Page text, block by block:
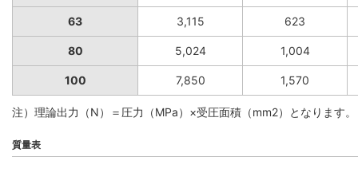
63 3,115 623
80 5,024 1,004
100 7,850 1,570
注）理論出力（N）＝圧力（MPa）×受圧面積（mm2）となります。
質量表